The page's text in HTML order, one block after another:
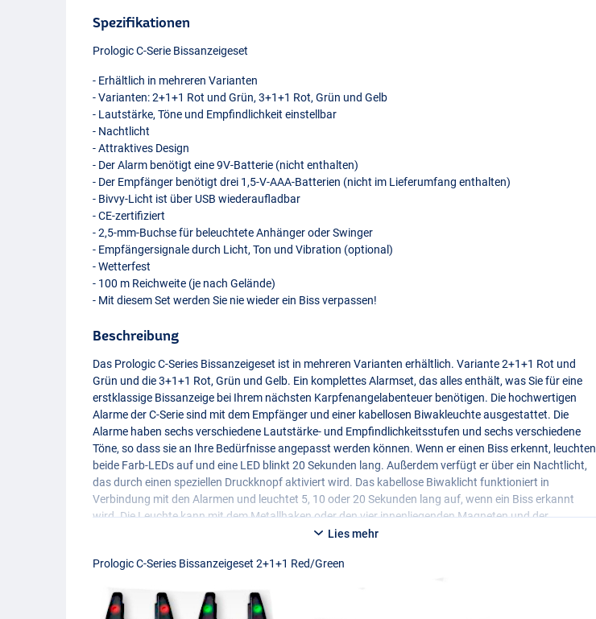
Prologic C-Series Bissanzeigeset 3+1+1 Red/Green/Yellow
Spezifikationen
Prologic C-Serie Bissanzeigeset
- Erhältlich in mehreren Varianten
- Varianten: 2+1+1 Rot und Grün, 3+1+1 Rot, Grün und Gelb
- Lautstärke, Töne und Empfindlichkeit einstellbar
- Nachtlicht
- Attraktives Design
- Der Alarm benötigt eine 9V-Batterie (nicht enthalten)
- Der Empfänger benötigt drei 1,5-V-AAA-Batterien (nicht im Lieferumfang enthalten)
- Bivvy-Licht ist über USB wiederaufladbar
- CE-zertifiziert
- 2,5-mm-Buchse für beleuchtete Anhänger oder Swinger
- Empfängersignale durch Licht, Ton und Vibration (optional)
- Wetterfest
- 100 m Reichweite (je nach Gelände)
- Mit diesem Set werden Sie nie wieder ein Biss verpassen!
Beschreibung
Das Prologic C-Series Bissanzeigeset ist in mehreren Varianten erhältlich. Variante 2+1+1 Rot und
Grün und die 3+1+1 Rot, Grün und Gelb. Ein komplettes Alarmset, das alles enthält, was Sie für eine
erstklassige Bissanzeige bei Ihrem nächsten Karpfenangelabenteuer benötigen. Die hochwertigen
Alarme der C-Serie sind mit dem Empfänger und einer kabellosen Biwakleuchte ausgestattet. Die
Alarme haben sechs verschiedene Lautstärke- und Empfindlichkeitsstufen und sechs verschiedene
Töne, so dass sie an Ihre Bedürfnisse angepasst werden können. Wenn er einen Biss erkennt, leuchten
beide Farb-LEDs auf und eine LED blinkt 20 Sekunden lang. Außerdem verfügt er über ein Nachtlicht,
das durch einen speziellen Druckknopf aktiviert wird. Das kabellose Biwaklicht funktioniert in
Verbindung mit den Alarmen und leuchtet 5, 10 oder 20 Sekunden lang auf, wenn ein Biss erkannt
wird. Die Leuchte kann mit dem Metallhaken oder den vier innenliegenden Magneten und der
Metallscheibe aufgehängt werden. Dieses Set darf beim Karpfenangeln nicht fehlen!
Lies mehr
Prologic C-Series Bissanzeigeset 2+1+1 Red/Green